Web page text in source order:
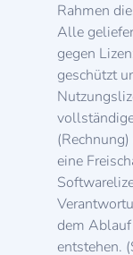
Rahmen
Alle
gegen
geschützt
eine
dem
entstehen.